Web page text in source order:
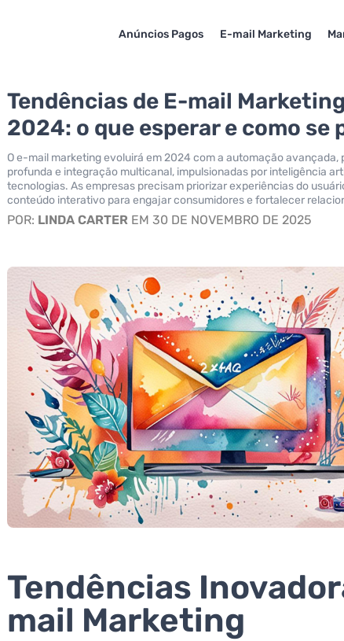
Anúncios Pagos E-mail Marketing
Tendências de E-mail
2024: o que esperar e como se
O e-mail marketing evoluirá em 2024 com a automação avançada,
profunda e integração multicanal, impulsionadas por inteligência
tecnologias. As empresas precisam priorizar experiências do
conteúdo interativo para engajar consumidores e fortalecer
POR: LINDA CARTER EM 30 DE NOVEMBRO DE 2025
Tendências
mail Marketing